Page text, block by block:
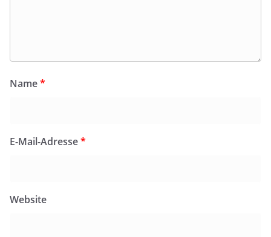
Name*
E-Mail-Adresse*
Website